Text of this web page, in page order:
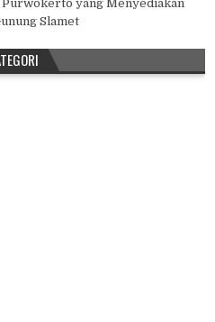
yang Menyediakan
Slamet